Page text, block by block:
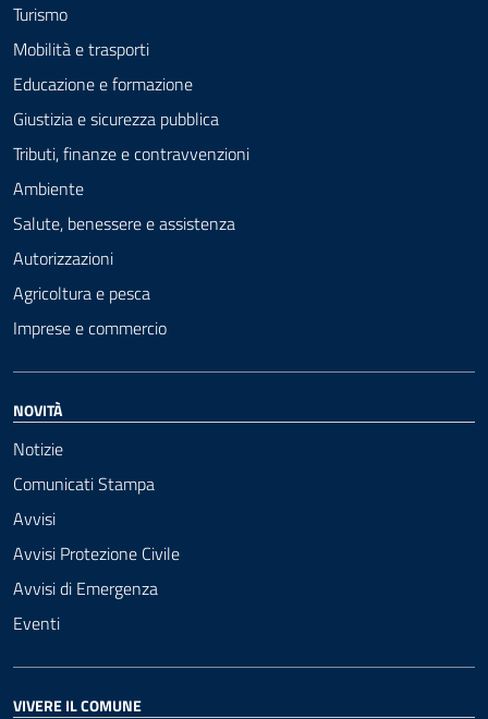
Turismo
Mobilità e trasporti
Educazione e formazione
Giustizia e sicurezza pubblica
Tributi, finanze e contravvenzioni
Ambiente
Salute, benessere e assistenza
Autorizzazioni
Agricoltura e pesca
Imprese e commercio
NOVITÀ
Notizie
Comunicati Stampa
Avvisi
Avvisi Protezione Civile
Avvisi di Emergenza
Eventi
VIVERE IL COMUNE